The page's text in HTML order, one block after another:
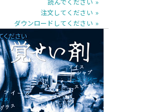
読んでください
文してください
ロードしてください
注文してください
ダウンロードしてください